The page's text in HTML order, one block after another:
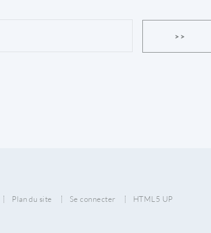
Plan du site Se connecter HTML5 UP